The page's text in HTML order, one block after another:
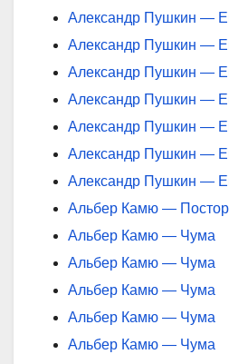
Александр Пушкин —
Александр Пушкин —
Александр Пушкин —
Александр Пушкин —
Александр Пушкин —
Александр Пушкин —
Александр Пушкин —
Альбер Камю —
Альбер Камю — Чума
Альбер Камю — Чума
Альбер Камю — Чума
Альбер Камю — Чума
Альбер Камю — Чума